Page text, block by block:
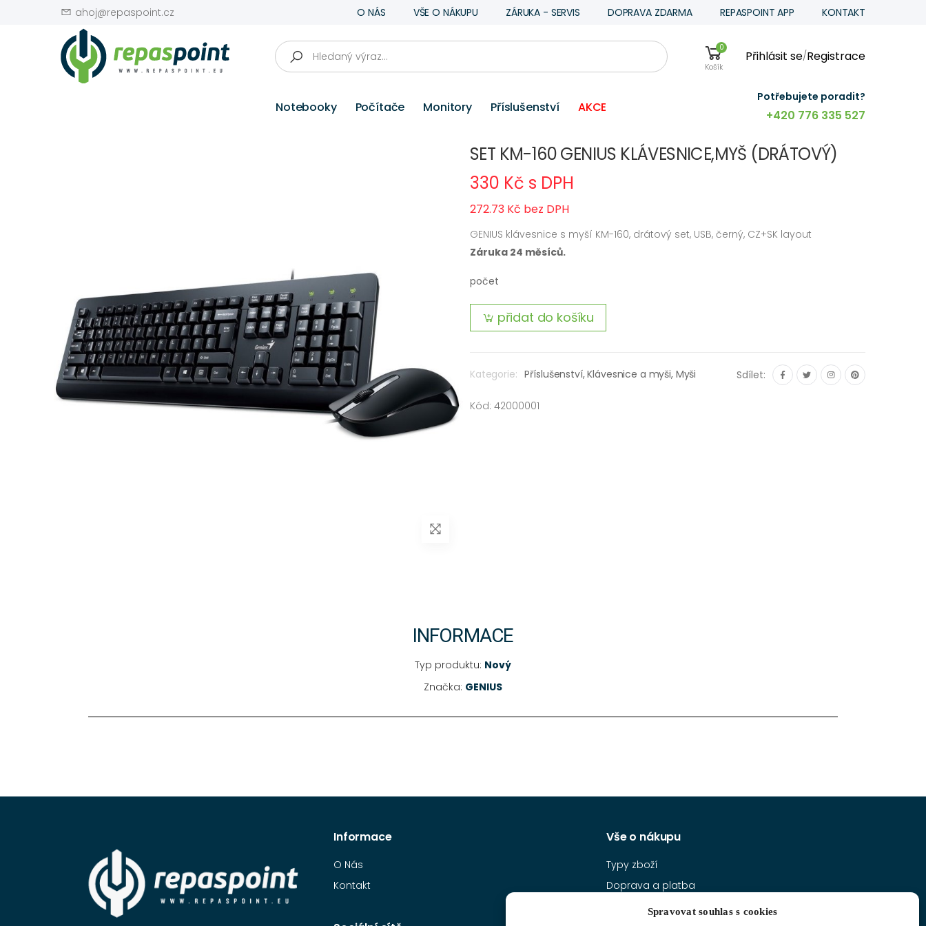
ahoj@repaspoint.cz O NÁS VŠE O NÁKUPU ZÁRUKA - SERVIS DOPRAVA ZDARMA REPASPOINT APP KONTAKT
0
Košík
Přihlásit se/Registrace
Notebooky Počítače Monitory Příslušenství AKCE
Potřebujete poradit?
+420 776 335 527
SET KM-160 GENIUS KLÁVESNICE,MYŠ (DRÁTOVÝ)
330 Kč s DPH
272.73 Kč bez DPH
GENIUS klávesnice s myší KM-160, drátový set, USB, černý, CZ+SK layout
Záruka 24 měsíců.
počet
přidat do košíku
Kategorie: Příslušenství,Klávesnice a myši, Myši Sdílet:
Kód: 42000001
INFORMACE
Typ produktu: Nový
Značka: GENIUS
Informace
O Nás
Kontakt
Vše o nákupu
Typy zboží
Doprava a platba
Obchodní podmínky
Spravovat souhlas s cookies